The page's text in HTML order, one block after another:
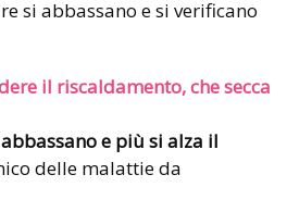
si abbassano e si verificano
il riscaldamento, che secca
e più si alza il
delle malattie da